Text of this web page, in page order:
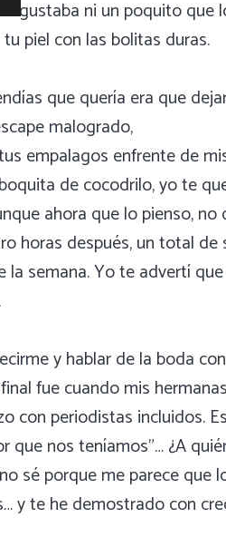
gustaba ni un poquito que
piel con las bolitas duras.
que quería era que
malogrado,
empalagos enfrente de
de cocodrilo, yo te
ahora que lo pienso,
horas después, un total
semana. Yo te advertí
y hablar de la boda
fue cuando mis
con periodistas incluidos.
que nos teníamos”… ¿A
sé porque me parece que
y te he demostrado con